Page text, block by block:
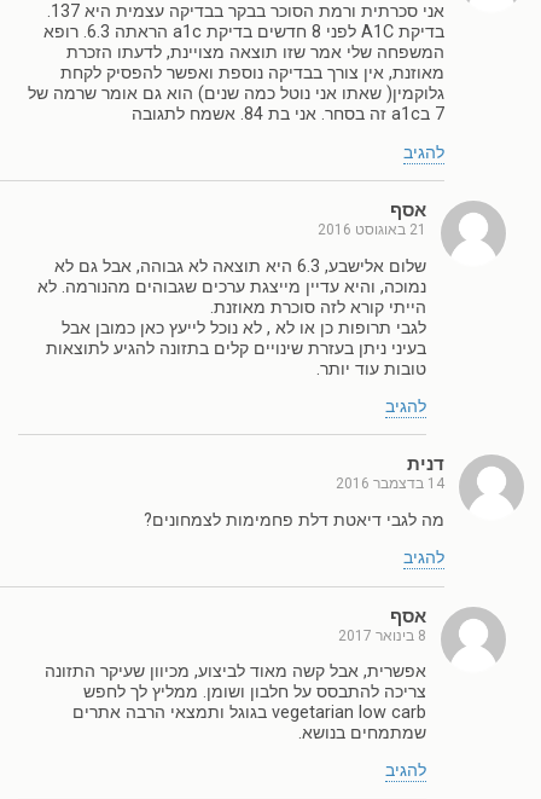
אני סכרתית ורמת הסוכר בבקר בבדיקה עצמית היא 137.
בדיקת A1C לפני 8 חדשים בדיקת a1c הראתה 6.3. רופא
המשפחה שלי אמר שזו תוצאה מצויינת, לדעתו הזכרת
מאוזנת, אין צורך בבדיקה נוספת ואפשר להפסיק לקחת
גלוקמין( שאתו אני נוטל כמה שנים) הוא גם אומר שרמה של
7 בa1c זה בסחר. אני בת 84. אשמח לתגובה
להגיב
אסף
21 באוגוסט 2016
שלום אלישבע, 6.3 היא תוצאה לא גבוהה, אבל גם לא
נמוכה, והיא עדיין מייצגת ערכים שגבוהים מהנורמה. לא
הייתי קורא לזה סוכרת מאוזנת.
לגבי תרופות כן או לא , לא נוכל לייעץ כאן כמובן אבל
בעיני ניתן בעזרת שינויים קלים בתזונה להגיע לתוצאות
טובות עוד יותר.
להגיב
דנית
14 בדצמבר 2016
מה לגבי דיאטת דלת פחמימות לצמחונים?
להגיב
אסף
8 בינואר 2017
אפשרית, אבל קשה מאוד לביצוע, מכיוון שעיקר התזונה
צריכה להתבסס על חלבון ושומן. ממליץ לך לחפש
vegetarian low carb בגוגל ותמצאי הרבה אתרים
שמתמחים בנושא.
להגיב